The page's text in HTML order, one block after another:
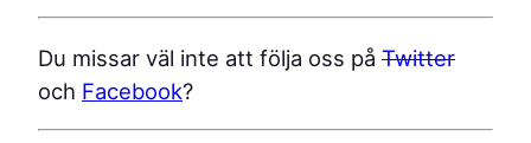
Du missar väl inte att följa oss på Twitter
och Facebook?